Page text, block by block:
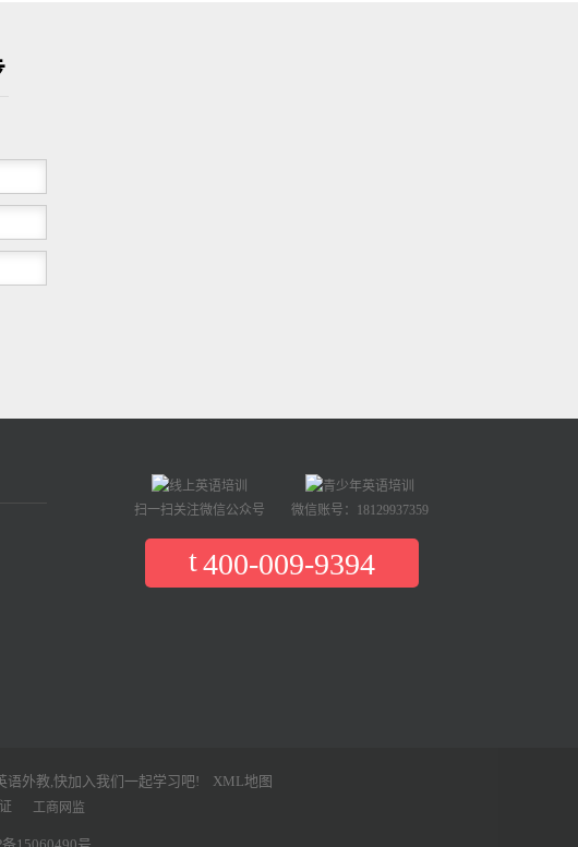
扫一扫关注微信公众号 微信账号：18129937359
400-009-9394
语外教,快加入我们一起学习吧! XML地图
工商网监